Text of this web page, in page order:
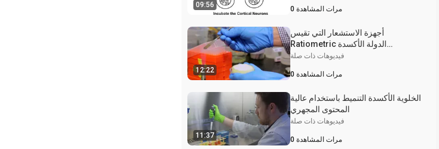
09:56 0 مرات المشاهدة
12:22
أجهزة الاستشعار التي تقيس
Ratiometric الدولة الأكسدة
الميتوكوندريا وATP في الخلايا الحية
فيديوهات ذات صلة
0 مرات المشاهدة
11:37
الخلوية الأكسدة التنميط باستخدام عالية
المحتوى المجهري
فيديوهات ذات صلة
0 مرات المشاهدة